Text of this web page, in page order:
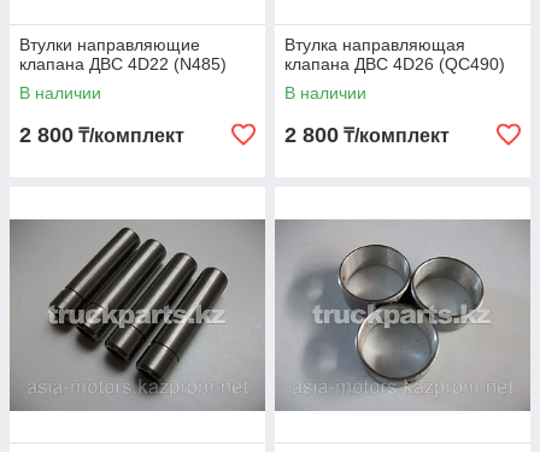
Втулки направляющие
клапана ДВС 4D22 (N485)
В наличии
2 800 ₸/комплект
Втулка направляющая
клапана ДВС 4D26 (QC490)
В наличии
2 800 ₸/комплект